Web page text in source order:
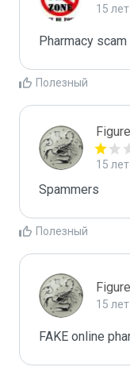
15
Pharmacy scam
Полезный
15
Spammers
Полезный
15
FAKE online